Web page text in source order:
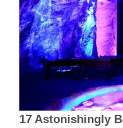
17 Astonishingly